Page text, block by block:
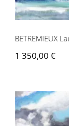
BETREMIEUX
1 350,00 €